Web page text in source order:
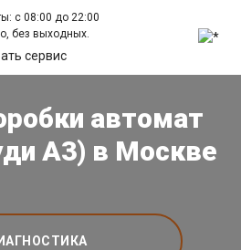
с 08:00 до 22:00
без выходных.
сервис
автомат
А3) в Москве